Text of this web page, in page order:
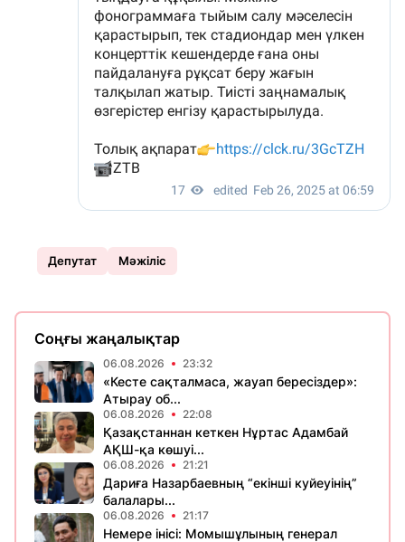
Депутат Мәжіліс
Соңғы жаңалықтар
06.08.2026 23:32
«Кесте сақталмаса, жауап бересіздер»:
Атырау об...
06.08.2026 22:08
Қазақстаннан кеткен Нұртас Адамбай
АҚШ-қа көшуі...
06.08.2026 21:21
Дариға Назарбаевның “екінші куйеуінің”
балалары...
06.08.2026 21:17
Немере інісі: Момышұлының генерал